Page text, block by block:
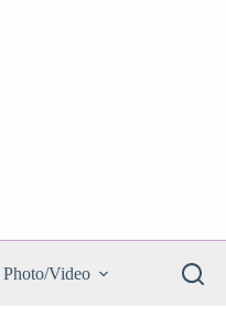
Photo/Video